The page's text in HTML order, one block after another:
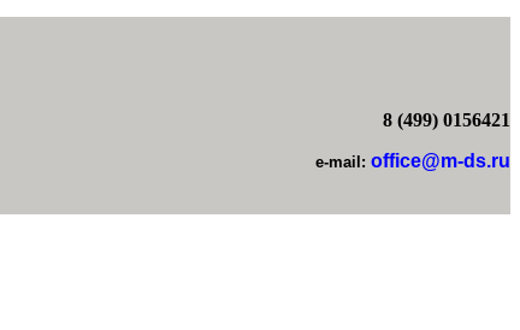
8 (499) 0156421
e-mail: office@m-ds.ru